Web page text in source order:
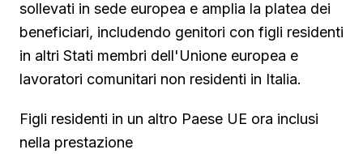
sollevati in sede europea e amplia la platea dei
beneficiari, includendo genitori con figli residenti
in altri Stati membri dell'Unione europea e
lavoratori comunitari non residenti in Italia.
Figli residenti in un altro Paese UE ora inclusi
nella prestazione